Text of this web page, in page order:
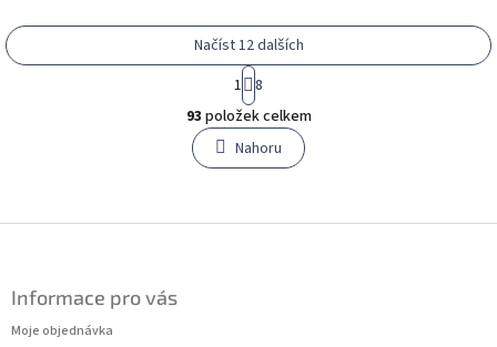
O
v
l
á
c
Načíst 12 dalších
S
t
r
á
n
k
á
1
8
93 položek celkem
Nahoru
Informace pro vás
Moje objednávka